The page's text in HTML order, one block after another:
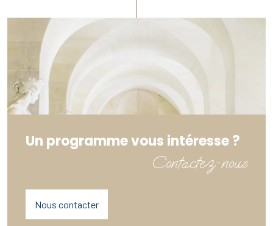
Un programme vous intéresse ?
Contactez-nous
Nous contacter